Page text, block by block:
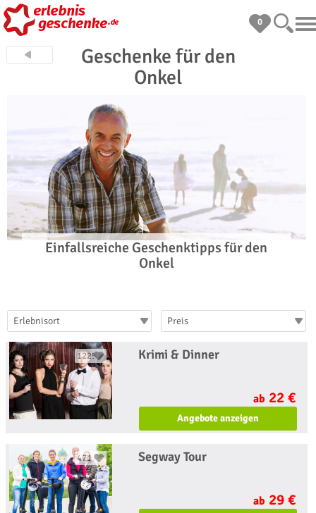
0
Geschenke für den
Onkel
Einfallsreiche Geschenktipps für den
Onkel
Erlebnisort Preis
1225 Krimi & Dinner
ab 22 €
Angebote anzeigen
471 Segway Tour
ab 29 €